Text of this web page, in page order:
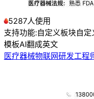
5287人使用
支持功能:自定义板块自定
模板AI翻成英文
医疗器械物联网研发工程